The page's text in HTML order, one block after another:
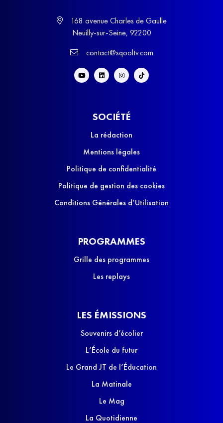
168 avenue Charles de Gaulle
Neuilly-sur-Seine, 92200
contact@sqooltv.com
SOCIÉTÉ
La rédaction
Mentions légales
Politique de confidentialité
Politique de gestion des cookies
Conditions Générales d’Utilisation
PROGRAMMES
Grille des programmes
Les replays
LES ÉMISSIONS
Souvenirs d’écolier
L’École du futur
Le Grand JT de l’Éducation
La Matinale
Le Mag
La Quotidienne